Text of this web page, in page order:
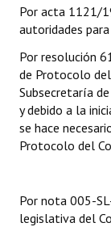
Ejecución
Actas de
NORMATIVA
Comunicaciones
Declaraciones
Resoluciones
Por acta 1121/
autoridades
Por resolución
de Protocolo
Subsecretaría
y debido a la
se hace
Protocolo del
Por nota 005-
legislativa del